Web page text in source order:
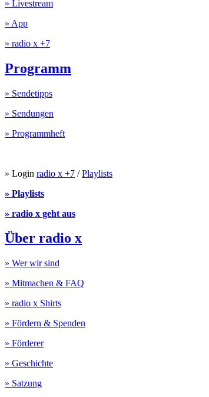
» Livestream
» App
» radio x +7
Programm
» Sendetipps
» Sendungen
» Programmheft
» Login radio x +7 /Playlists
» Playlists
» radio x geht aus
Über radio x
» Wer wir sind
» Mitmachen & FAQ
» radio x Shirts
» Fördern & Spenden
» Förderer
» Geschichte
» Satzung